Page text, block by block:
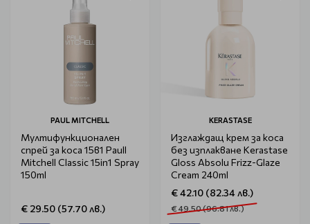
PAUL MITCHELL
Мултифункционален
спрей за коса 15в1 Paull
Mitchell Classic 15in1 Spray
150ml
€ 29.50 (57.70 лв.)
KERASTASE
Изглаждащ крем за коса
без изплакване Kerastase
Gloss Absolu Frizz-Glaze
Cream 240ml
€ 42.10 (82.34 лв.)
€ 49.50 (96.81 лв.)